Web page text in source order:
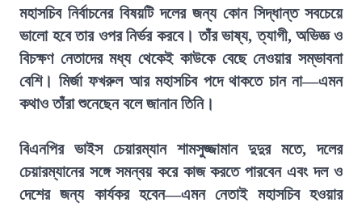
মহাসচিব নির্বাচনের বিষয়টি দলের জন্য কোন সিদ্ধান্ত সবচেয়ে
ভালো হবে তার ওপর নির্ভর করবে। তাঁর ভাষ্য, ত্যাগী, অভিজ্ঞ ও
বিচক্ষণ নেতাদের মধ্য থেকেই কাউকে বেছে নেওয়ার সম্ভাবনা
বেশি। মির্জা ফখরুল আর মহাসচিব পদে থাকতে চান না—এমন
কথাও তাঁরা শুনেছেন বলে জানান তিনি।
বিএনপির ভাইস চেয়ারম্যান শামসুজ্জামান দুদুর মতে, দলের
চেয়ারম্যানের সঙ্গে সমন্বয় করে কাজ করতে পারবেন এবং দল ও
দেশের জন্য কার্যকর হবেন—এমন নেতাই মহাসচিব হওয়ার